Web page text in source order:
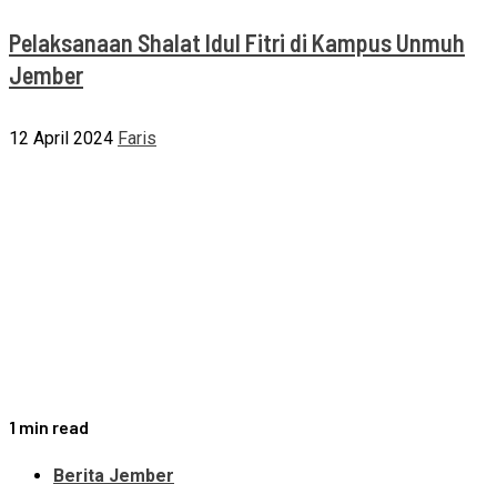
Pelaksanaan Shalat Idul Fitri di Kampus Unmuh
Jember
12 April 2024 Faris
1 min read
Berita Jember